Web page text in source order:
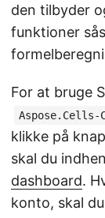
den tilbyder
funktioner
For at bruge
Aspose.Cells-
klikke på
skal du
dashboard.
konto, skal